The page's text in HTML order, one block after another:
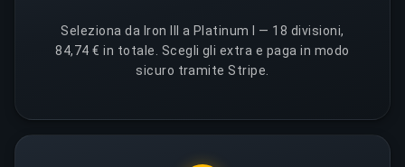
Seleziona da Iron III a Platinum I — 18 divisioni,
84,74 € in totale. Scegli gli extra e paga in modo
sicuro tramite Stripe.